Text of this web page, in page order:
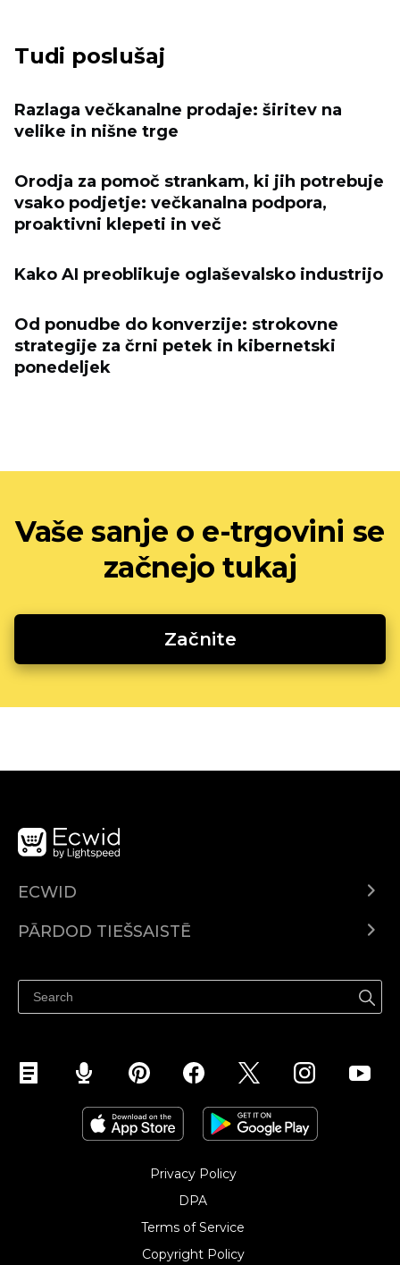
Tudi poslušaj
Razlaga večkanalne prodaje: širitev na
velike in nišne trge
Orodja za pomoč strankam, ki jih potrebuje
vsako podjetje: večkanalna podpora,
proaktivni klepeti in več
Kako AI preoblikuje oglaševalsko industrijo
Od ponudbe do konverzije: strokovne
strategije za črni petek in kibernetski
ponedeljek
Vaše sanje o e-trgovini se
začnejo tukaj
Začnite
ECWID
Izcenojumi
PĀRDOD TIEŠSAISTĒ
Pārdod Facebook
Pārdod Instagram
Privacy Policy
DPA
Terms of Service
Copyright Policy‎